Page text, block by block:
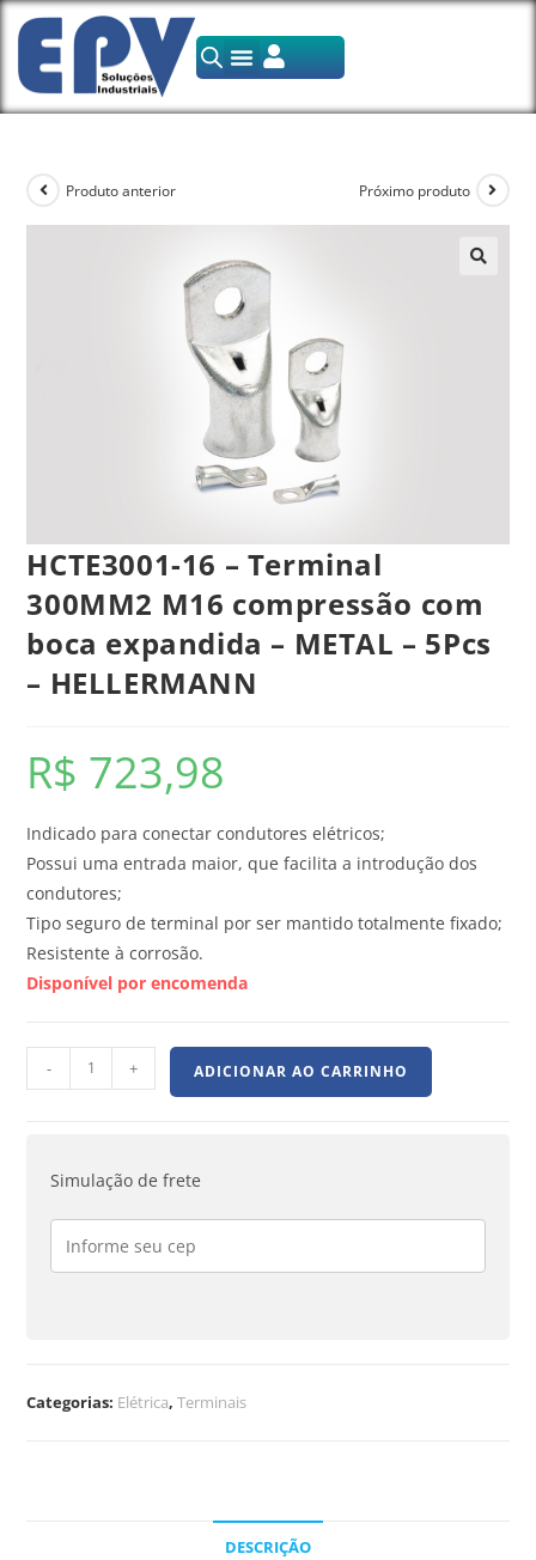
Produto anterior Próximo produto
HCTE3001-16 – Terminal
300MM2 M16 compressão com
boca expandida – METAL – 5Pcs
– HELLERMANN
R$ 723,98
Indicado para conectar condutores elétricos;
Possui uma entrada maior, que facilita a introdução dos
condutores;
Tipo seguro de terminal por ser mantido totalmente fixado;
Resistente à corrosão.
Disponível por encomenda
- + ADICIONAR AO CARRINHO
Simulação de frete
Categorias: Elétrica,Terminais
DESCRIÇÃO